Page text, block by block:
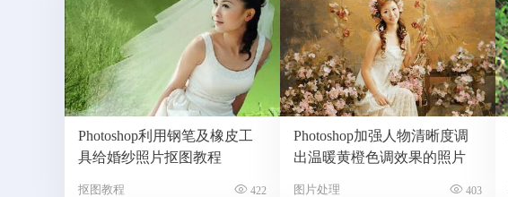
Photoshop利用钢笔及橡皮工
具给婚纱照片抠图教程
抠图教程 422
Photoshop加强人物清晰度调
出温暖黄橙色调效果的照片
图片处理 403